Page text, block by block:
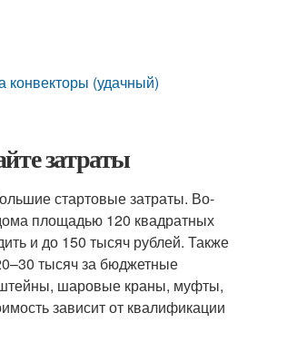
конвекторы (удачный)
затраты
стартовые затраты. Во-
площадью 120 квадратных
и до 150 тысяч рублей. Также
тысяч за бюджетные
шаровые краны, муфты,
зависит от квалификации